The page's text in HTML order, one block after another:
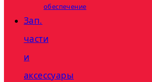
обеспечение
Зап.
части
и
аксессуары